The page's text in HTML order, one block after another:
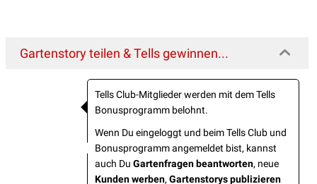
Gartenstory teilen & Tells gewinnen...
Tells Club-Mitglieder werden mit dem Tells
Bonusprogramm belohnt.
Wenn Du eingeloggt und beim Tells Club und
Bonusprogramm angemeldet bist, kannst
auch Du Gartenfragen beantworten, neue
Kunden werben, Gartenstorys publizieren